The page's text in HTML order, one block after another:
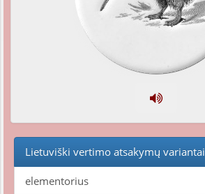
Lietuviški vertimo atsakymų variantai
elementorius